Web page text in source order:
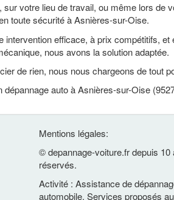
votre lieu de travail, ou même lors de
toute sécurité à Asnières-sur-Oise.
efficace, à prix compétitifs, et
nous avons la solution adaptée.
de rien, nous nous chargeons de tout
auto à Asnières-sur-Oise
Mentions légales:
© depannage-voiture.fr depuis 10
réservés.
Activité : Assistance de
automobile. Services proposés